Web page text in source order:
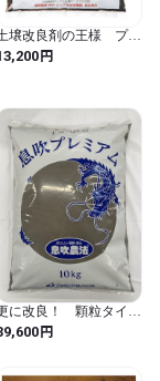
ル分を豊富に混合
単使用方法。
長に一番大切な、
収穫や、
す。
壌改良剤の王様 プロ
様土作り 『息吹
LD』 1kg
円
に改良！ 顆粒タイ
！ 『息吹プレミア
ム』 シリカ、ゼオライ
円